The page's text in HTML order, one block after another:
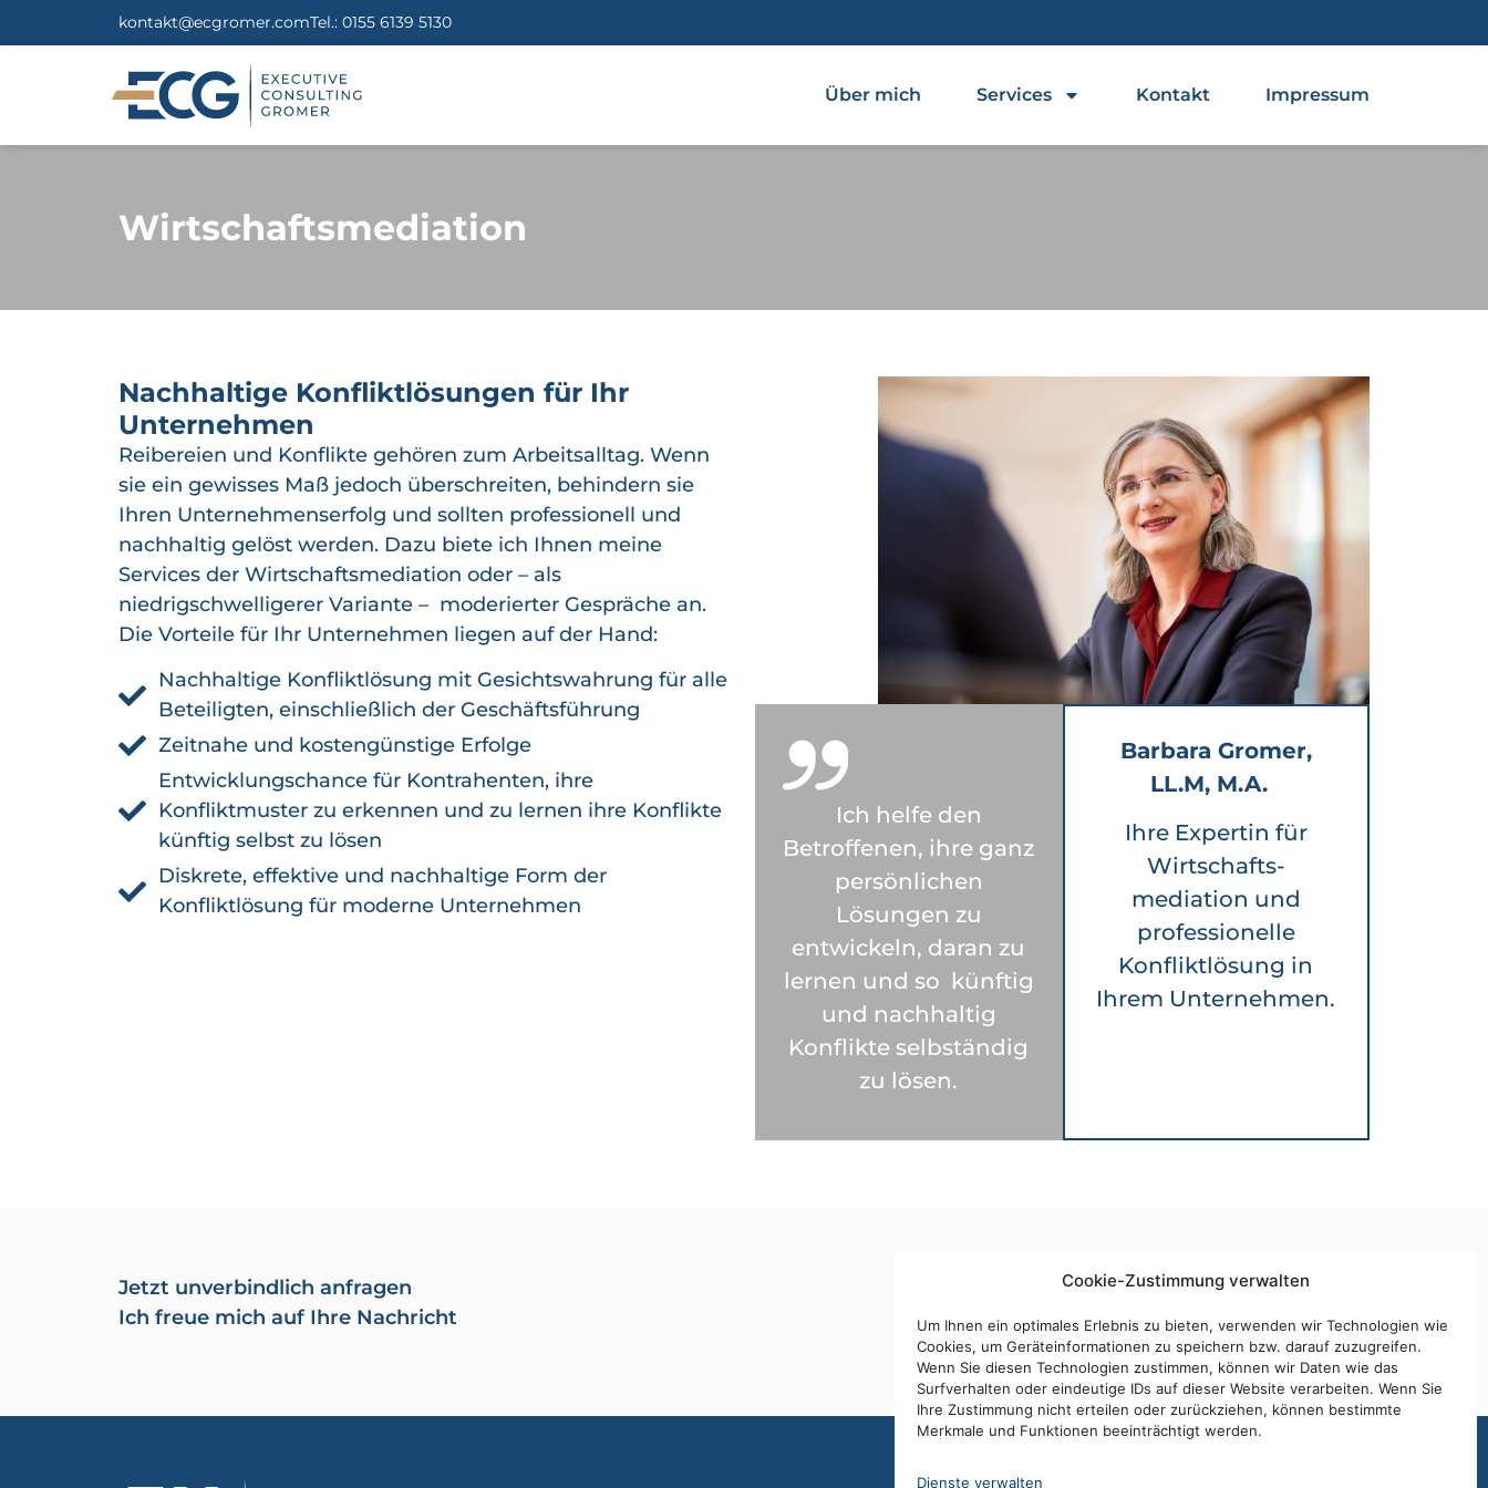
Cookie-Zustimmung verwalten
Um Ihnen ein optimales Erlebnis zu bieten, verwenden wir Technologien wie
Cookies, um Geräteinformationen zu speichern bzw. darauf zuzugreifen.
Wenn Sie diesen Technologien zustimmen, können wir Daten wie das
Surfverhalten oder eindeutige IDs auf dieser Website verarbeiten. Wenn Sie
Ihre Zustimmung nicht erteilen oder zurückziehen, können bestimmte
Merkmale und Funktionen beeinträchtigt werden.
Dienste verwalten
kontakt@ecgromer.comTel.: 0155 6139 5130
Über mich Services Kontakt Impressum
Wirtschaftsmediation
Nachhaltige Konfliktlösungen für Ihr
Unternehmen
Reibereien und Konflikte gehören zum Arbeitsalltag. Wenn
sie ein gewisses Maß jedoch überschreiten, behindern sie
Ihren Unternehmenserfolg und sollten professionell und
nachhaltig gelöst werden. Dazu biete ich Ihnen meine
Services der Wirtschaftsmediation oder – als
niedrigschwelligerer Variante – moderierter Gespräche an.
Die Vorteile für Ihr Unternehmen liegen auf der Hand:
Nachhaltige Konfliktlösung mit Gesichtswahrung für alle
Beteiligten, einschließlich der Geschäftsführung
Zeitnahe und kostengünstige Erfolge
Entwicklungschance für Kontrahenten, ihre
Konfliktmuster zu erkennen und zu lernen ihre Konflikte
künftig selbst zu lösen
Diskrete, effektive und nachhaltige Form der
Konfliktlösung für moderne Unternehmen
Ich helfe den
Betroffenen, ihre ganz
persönlichen
Lösungen zu
entwickeln, daran zu
lernen und so künftig
und nachhaltig
Konflikte selbständig
zu lösen.
Barbara Gromer,
LL.M, M.A.
Ihre Expertin für
Wirtschafts-
mediation und
professionelle
Konfliktlösung in
Ihrem Unternehmen.
Jetzt unverbindlich anfragen
Ich freue mich auf Ihre Nachricht